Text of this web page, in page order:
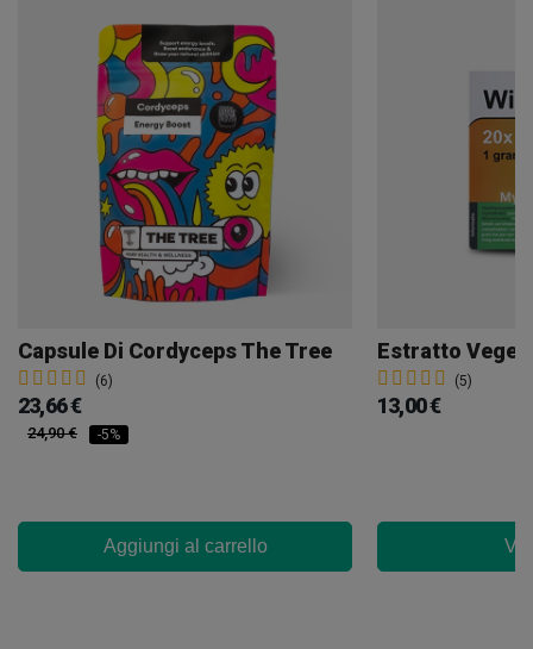
Capsule Di Cordyceps The Tree
(6)
23,66 €
24,90 € -5%
Aggiungi al carrello
(5)
13,00 €